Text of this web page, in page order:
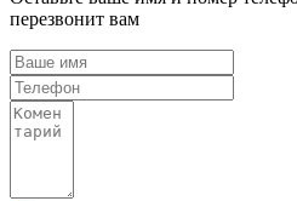
перезвонит вам